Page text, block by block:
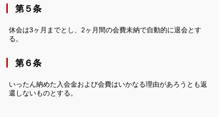
第５条
休会は3ヶ月までとし、2ヶ月間の会費未納で自動的に退会とす
る。
第６条
いったん納めた入会金および会費はいかなる理由があろうとも返
還しないものとする。